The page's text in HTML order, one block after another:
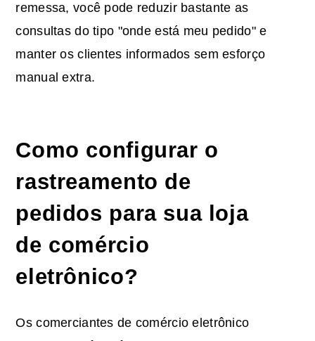
remessa, você pode reduzir bastante as
consultas do tipo "onde está meu pedido" e
manter os clientes informados sem esforço
manual extra.
Como configurar o
rastreamento de
pedidos para sua loja
de comércio
eletrônico?
Os comerciantes de comércio eletrônico